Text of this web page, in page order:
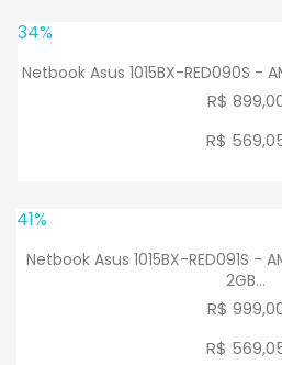
34%
Netbook Asus 1015BX-RED090S -
R$
R$ 569,
41%
Netbook Asus 1015BX-RED091S -
2GB...
R$
R$ 569,